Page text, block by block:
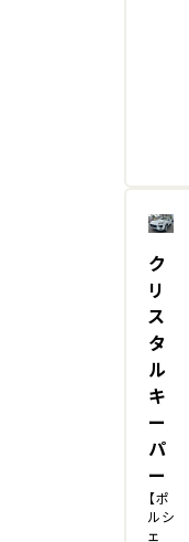
ク
リ
ス
タ
ル
キ
ー
パ
ー
【ポ
ルシ
ェ